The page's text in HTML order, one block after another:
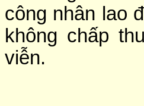
công nhân lao
không chấp
viễn.